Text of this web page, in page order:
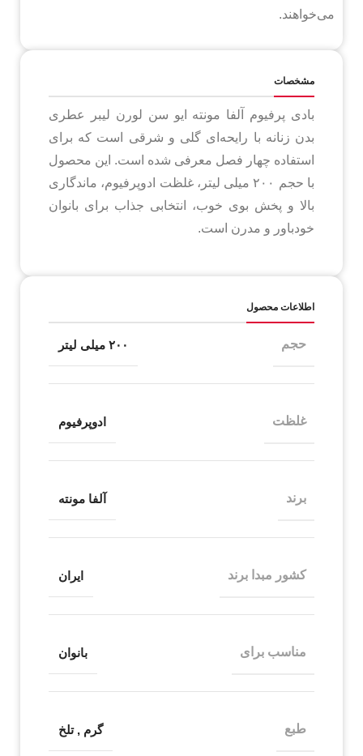
می‌خواهند.
مشخصات
بادی پرفیوم آلفا مونته ایو سن لورن لیبر عطری
بدن زنانه با رایحه‌ای گلی و شرقی است که برای
استفاده چهار فصل معرفی شده است. این محصول
با حجم ۲۰۰ میلی لیتر، غلظت ادوپرفیوم، ماندگاری
بالا و پخش بوی خوب، انتخابی جذاب برای بانوان
خودباور و مدرن است.
اطلاعات محصول
حجم ۲۰۰ میلی لیتر
غلظت ادوپرفیوم
برند آلفا مونته
کشور مبدا برند ایران
مناسب برای بانوان
طبع گرم ,تلخ